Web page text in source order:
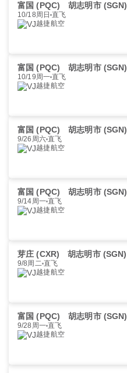
富国 (PQC) 胡志明市 (SGN)
10/18周日 直飞
越捷航空
富国 (PQC) 胡志明市 (SGN)
10/19周一 直飞
越捷航空
富国 (PQC) 胡志明市 (SGN)
9/26周六 直飞
越捷航空
富国 (PQC) 胡志明市 (SGN)
9/14周一 直飞
越捷航空
芽庄 (CXR) 胡志明市 (SGN)
9/8周二 直飞
越捷航空
富国 (PQC) 胡志明市 (SGN)
9/28周一 直飞
越捷航空